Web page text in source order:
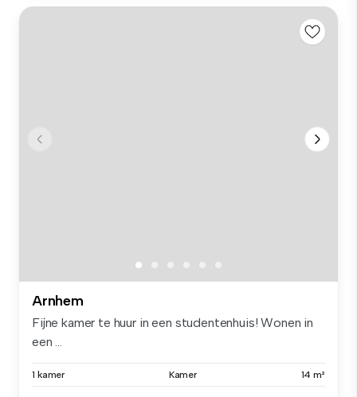
Arnhem
Fijne kamer te huur in een studentenhuis! Wonen in
een ...
1 kamer Kamer 14 m²